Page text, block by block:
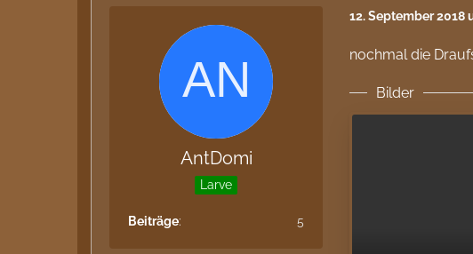
AntDomi
Larve
Beiträge 5
12. September 2018
nochmal die
Bilder